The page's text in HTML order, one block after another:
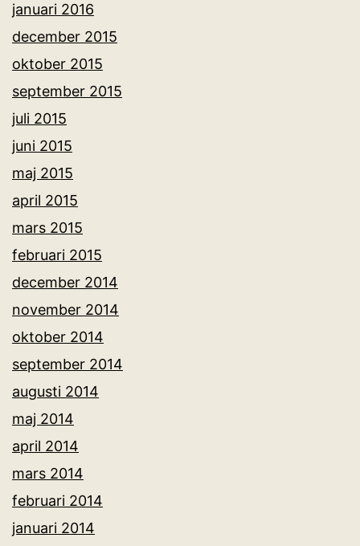
januari 2016
december 2015
oktober 2015
september 2015
juli 2015
juni 2015
maj 2015
april 2015
mars 2015
februari 2015
december 2014
november 2014
oktober 2014
september 2014
augusti 2014
maj 2014
april 2014
mars 2014
februari 2014
januari 2014